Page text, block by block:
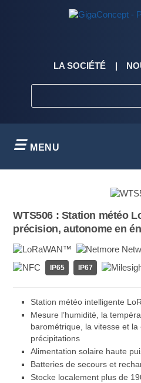
LA SOCIÉTÉ
MENU
WTS506 : Station météo
précision, autonome en
IP65 IP67
Station météo intelligente
Mesure l’humidité, la
barométrique, la vitesse et
précipitations
Alimentation solaire haute
Batteries de secours et
Stocke localement plus de